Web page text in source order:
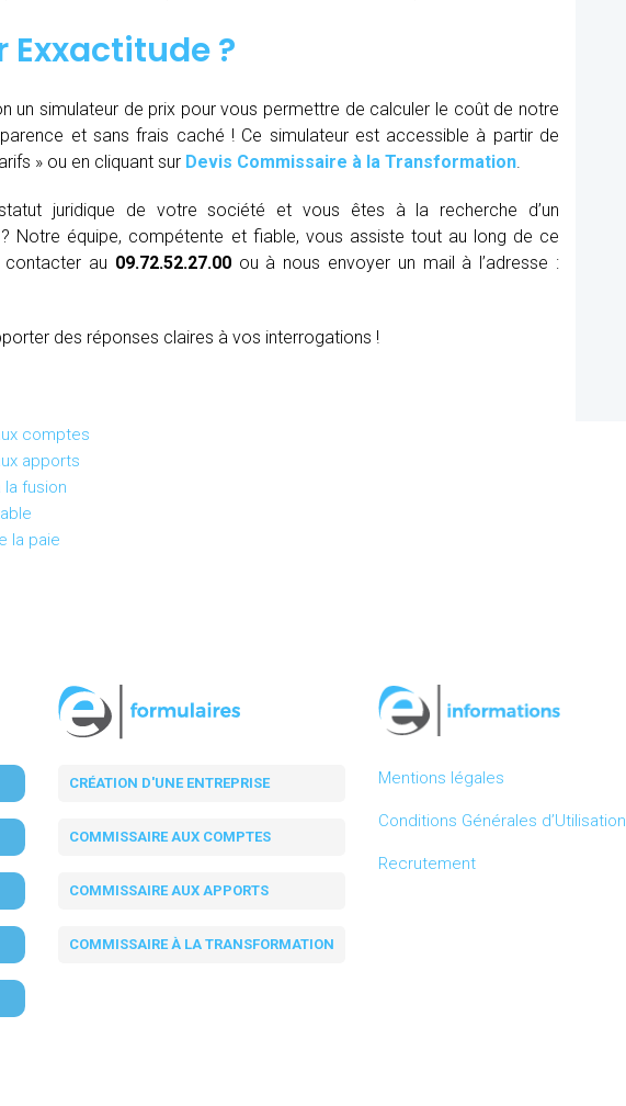
?
un simulateur de prix pour vous permettre de calculer le coût de notre
et sans frais caché ! Ce simulateur est accessible à partir de
» ou en cliquant sur Devis Commissaire à la Transformation.
juridique de votre société et vous êtes à la recherche d’un
Notre équipe, compétente et fiable, vous assiste tout au long de ce
contacter au 09.72.52.27.00ou à nous envoyer un mail à l’adresse :
des réponses claires à vos interrogations !
comptes
apports
fusion
la paie
CRÉATION D'UNE ENTREPRISE
COMMISSAIRE AUX COMPTES
COMMISSAIRE AUX APPORTS
COMMISSAIRE À LA TRANSFORMATION
Mentions légales
Conditions Générales d’Utilisation
Recrutement